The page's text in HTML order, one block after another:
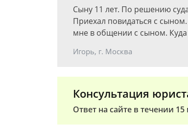
Сыну 11 лет. По решению
Приехал повидаться с
мне в общении с сыном. Куда
Игорь, г. Москва
Консультация
Ответ на сайте в течении